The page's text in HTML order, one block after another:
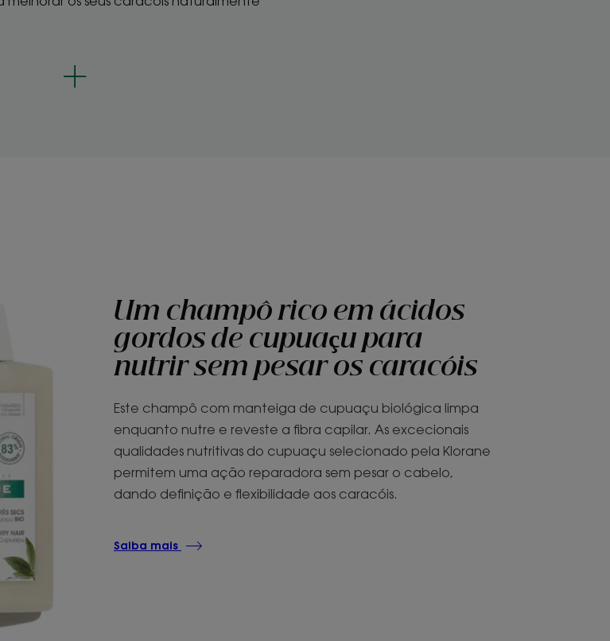
Um champô rico em ácidos
gordos de cupuaçu para
nutrir sem pesar os caracóis
Este champô com manteiga de cupuaçu biológica limpa
enquanto nutre e reveste a fibra capilar. As excecionais
qualidades nutritivas do cupuaçu selecionado pela Klorane
permitem uma ação reparadora sem pesar o cabelo,
dando definição e flexibilidade aos caracóis.
Saiba mais